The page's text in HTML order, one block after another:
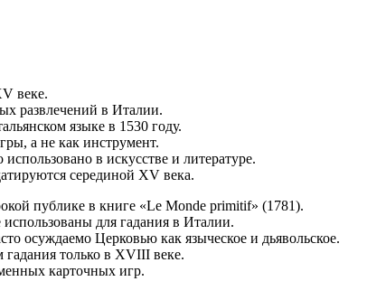
веке.
развлечений в Италии.
языке в 1530 году.
а не как инструмент.
в искусстве и литературе.
серединой XV века.
публике в книге «Le Monde primitif» (1781).
для гадания в Италии.
осуждаемо Церковью как языческое и дьявольское.
только в XVIII веке.
карточных игр.